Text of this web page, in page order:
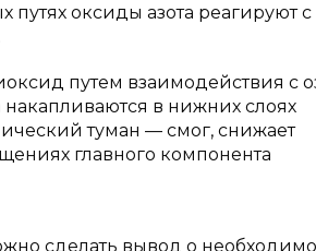
путях оксиды азота реагируют с
путем взаимодействия с
в нижних слоях
туман — смог, снижает
главного компонента
сделать вывод о